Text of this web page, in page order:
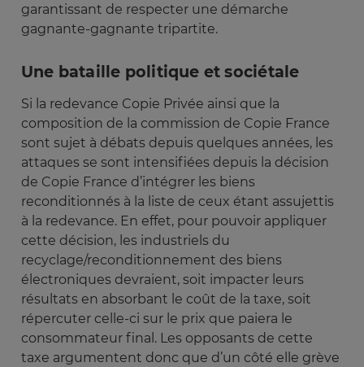
garantissant de respecter une démarche
gagnante-gagnante tripartite.
Une bataille politique et sociétale
Si la redevance Copie Privée ainsi que la
composition de la commission de Copie France
sont sujet à débats depuis quelques années, les
attaques se sont intensifiées depuis la décision
de Copie France d’intégrer les biens
reconditionnés à la liste de ceux étant assujettis
à la redevance. En effet, pour pouvoir appliquer
cette décision, les industriels du
recyclage/reconditionnement des biens
électroniques devraient, soit impacter leurs
résultats en absorbant le coût de la taxe, soit
répercuter celle-ci sur le prix que paiera le
consommateur final. Les opposants de cette
taxe argumentent donc que d’un côté elle grève